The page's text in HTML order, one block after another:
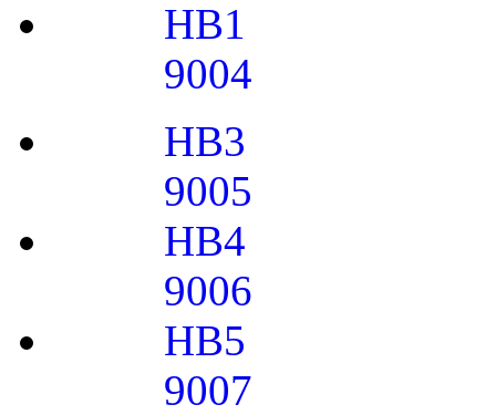
HB1
9004
HB3
9005
HB4
9006
HB5
9007